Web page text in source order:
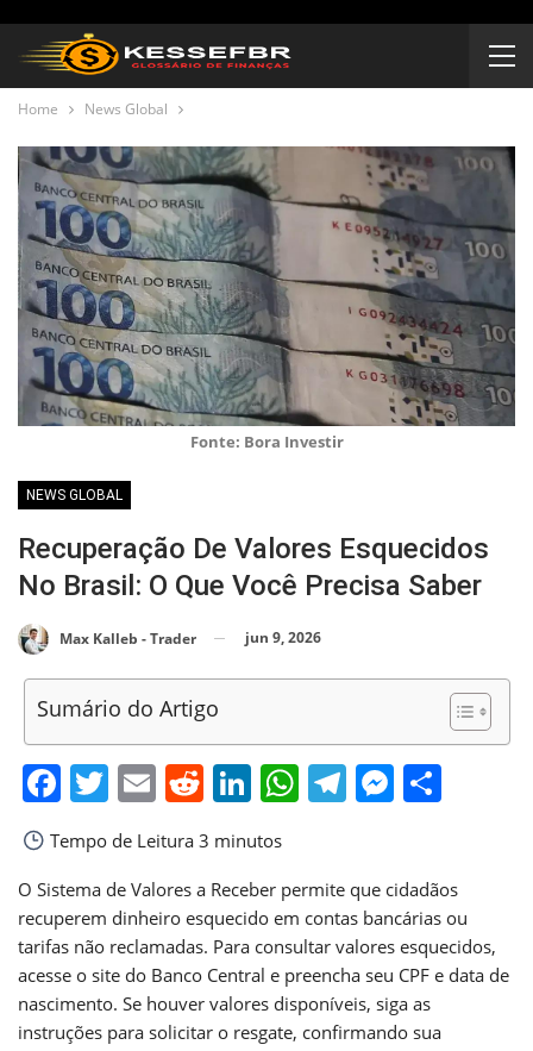
Home News Global
Fonte: Bora Investir
NEWS GLOBAL
Recuperação De Valores Esquecidos
No Brasil: O Que Você Precisa Saber
Max Kalleb - Trader jun 9, 2026
Sumário do Artigo
Facebook
Twitter
EmailReddit
LinkedIn
WhatsApp
Telegram
Tempo de Leitura 3 minutos
O Sistema de Valores a Receber permite que cidadãos
recuperem dinheiro esquecido em contas bancárias ou
tarifas não reclamadas. Para consultar valores esquecidos,
acesse o site do Banco Central e preencha seu CPF e data de
nascimento. Se houver valores disponíveis, siga as
instruções para solicitar o resgate, confirmando sua